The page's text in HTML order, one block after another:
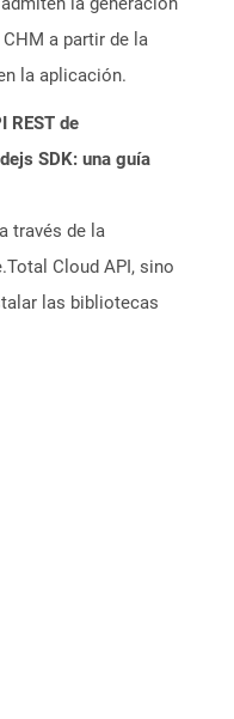
a partir de la
la aplicación.
REST de
SDK: una guía
través de la
Cloud API, sino
las bibliotecas